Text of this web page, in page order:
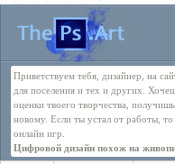
Приветствуем тебя, дизайнер, на
для поселения и тех и других.
оценки твоего творчества,
новому. Если ты устал от работы,
онлайн игр.
Цифровой дизайн похож на